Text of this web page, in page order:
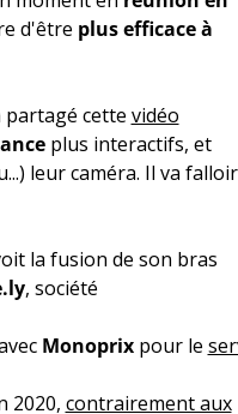
d'être plus efficace à
partagé cette vidéo
plus interactifs, et
leur caméra. Il va
la fusion de son bras
, société
Monoprixpour le
2020, contrairement aux